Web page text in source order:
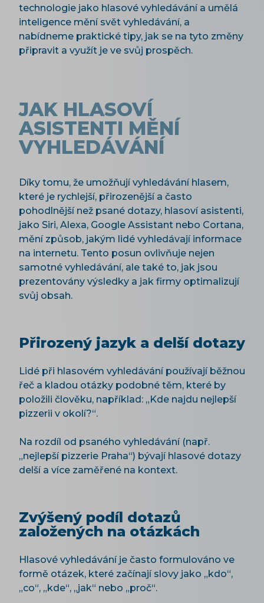
technologie jako hlasové vyhledávání a umělá
inteligence mění svět vyhledávání, a
nabídneme praktické tipy, jak se na tyto změny
připravit a využít je ve svůj prospěch.
JAK HLASOVÍ
ASISTENTI MĚNÍ
VYHLEDÁVÁNÍ
Díky tomu, že umožňují vyhledávání hlasem,
které je rychlejší, přirozenější a často
pohodlnější než psané dotazy, hlasoví asistenti,
jako Siri, Alexa, Google Assistant nebo Cortana,
mění způsob, jakým lidé vyhledávají informace
na internetu. Tento posun ovlivňuje nejen
samotné vyhledávání, ale také to, jak jsou
prezentovány výsledky a jak firmy optimalizují
svůj obsah.
Přirozený jazyk a delší dotazy
Lidé při hlasovém vyhledávání používají běžnou
řeč a kladou otázky podobné těm, které by
položili člověku, například: „Kde najdu nejlepší
pizzerii v okolí?“.
Na rozdíl od psaného vyhledávání (např.
„nejlepší pizzerie Praha“) bývají hlasové dotazy
delší a více zaměřené na kontext.
Zvýšený podíl dotazů
založených na otázkách
Hlasové vyhledávání je často formulováno ve
formě otázek, které začínají slovy jako „kdo“,
„co“, „kde“, „jak“ nebo „proč“.